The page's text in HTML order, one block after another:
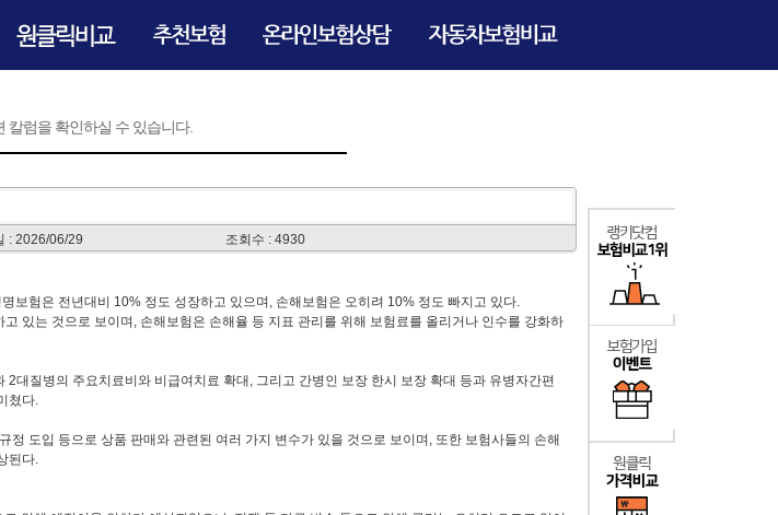
칼럼을 확인하실 수 있습니다.
: 2026/06/29 조회수 : 4930
보험은 전년대비 10% 정도 성장하고 있으며, 손해보험은 오히려 10% 정도 빠지고 있다.
있는 것으로 보이며, 손해보험은 손해율 등 지표 관리를 위해 보험료를 올리거나 인수를 강화하
대질병의 주요치료비와 비급여치료 확대, 그리고 간병인 보장 한시 보장 확대 등과 유병자간편
쳤다.
정 도입 등으로 상품 판매와 관련된 여러 가지 변수가 있을 것으로 보이며, 또한 보험사들의 손해
된다.